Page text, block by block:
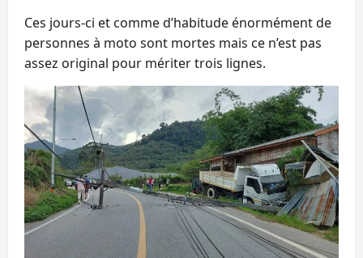
Ces jours-ci et comme d’habitude énormément de
personnes à moto sont mortes mais ce n’est pas
assez original pour mériter trois lignes.